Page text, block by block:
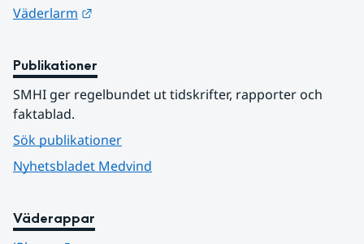
Väderlarm
Publikationer
SMHI ger regelbundet ut tidskrifter, rapporter och
faktablad.
Sök publikationer
Nyhetsbladet Medvind
Väderappar